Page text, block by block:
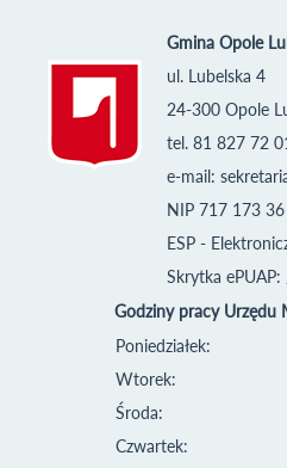
Gmina Opole
ul. Lubelska 4
24-300 Opole
tel. 81 827 72
e-mail:
NIP 717 173
ESP -
Skrytka
Godziny pracy Urzędu
Poniedziałek:
Wtorek:
Środa:
Czwartek: